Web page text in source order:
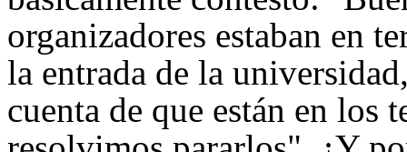
organizadores estaban en
la entrada de la
cuenta de que están en los